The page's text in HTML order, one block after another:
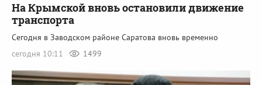
На Крымской вновь остановили движение
транспорта
Сегодня в Заводском районе Саратова вновь временно
сегодня 10:11
1499